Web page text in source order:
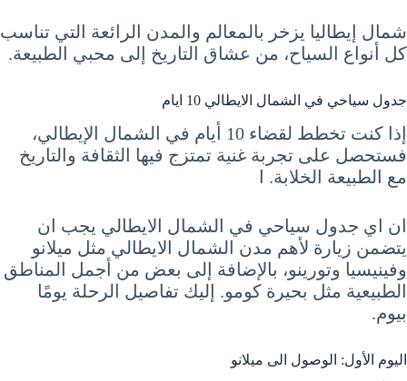
شمال إيطاليا يزخر بالمعالم والمدن الرائعة التي تناسب
كل أنواع السياح، من عشاق التاريخ إلى محبي الطبيعة.
جدول سياحي في الشمال الايطالي 10 ايام
إذا كنت تخطط لقضاء 10 أيام في الشمال الإيطالي،
فستحصل على تجربة غنية تمتزج فيها الثقافة والتاريخ
مع الطبيعة الخلابة. ا
ان اي جدول سياحي في الشمال الايطالي يجب ان
يتضمن زيارة لأهم مدن الشمال الايطالي مثل ميلانو
وفينيسيا وتورينو، بالإضافة إلى بعض من أجمل المناطق
الطبيعية مثل بحيرة كومو. إليك تفاصيل الرحلة يومًا
بيوم.
اليوم الأول: الوصول الى ميلانو